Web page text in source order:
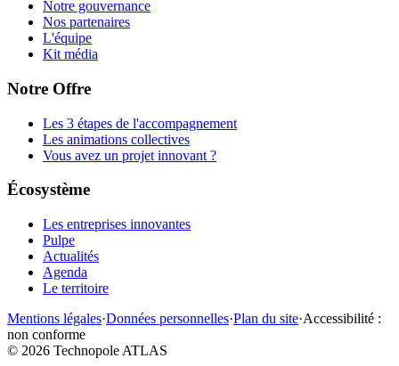
Notre gouvernance
Nos partenaires
L'équipe
Kit média
Notre Offre
Les 3 étapes de l'accompagnement
Les animations collectives
Vous avez un projet innovant ?
Écosystème
Les entreprises innovantes
Pulpe
Actualités
Agenda
Le territoire
Mentions légales·Données personnelles·Plan du site·Accessibilité :
non conforme
© 2026 Technopole ATLAS